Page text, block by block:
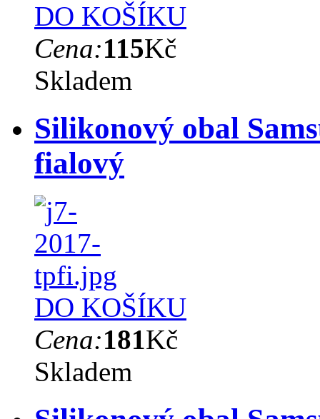
DO KOŠÍKU
Cena:115Kč
Skladem
Silikonový obal
fialový
DO KOŠÍKU
Cena:181Kč
Skladem